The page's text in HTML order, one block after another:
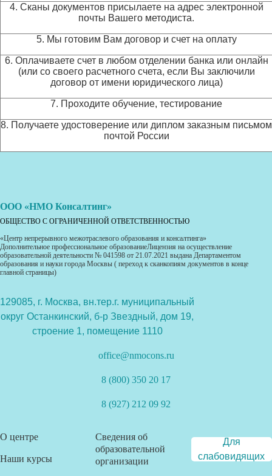
4. Сканы документов присылаете на адрес электронной
почты Вашего методиста.
5. Мы готовим Вам договор и счет на оплату
6. Оплачиваете счет в любом отделении банка или онлайн
(или со своего расчетного счета, если Вы заключили
договор от имени юридического лица)
7. Проходите обучение, тестирование
8. Получаете удостоверение или диплом заказным письмом
почтой России
ООО «НМО Консалтинг»
ОБЩЕСТВО С ОГРАНИЧЕННОЙ ОТВЕТСТВЕННОСТЬЮ
«Центр непрерывного межотраслевого образования и консалтинга»
Дополнительное профессиональное образованиеЛицензия на осуществление
образовательной деятельности № 041598 от 21.07.2021 выдана Департаментом
образования и науки города Москвы ( переход к сканкопиям документов в конце
главной страницы)
129085, г. Москва, вн.тер.г. муниципальный
округ Останкинский, б-р Звездный, дом 19,
строение 1, помещение 1110
office@nmocons.ru
8 (800) 350 20 17
8 (927) 212 09 92
О центре
Наши курсы
Сведения об
образовательной
организации
Для
слабовидящих